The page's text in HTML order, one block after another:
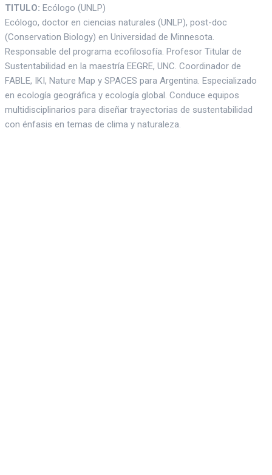
TITULO: Ecólogo (UNLP)
Ecólogo, doctor en ciencias naturales (UNLP), post-doc
(Conservation Biology) en Universidad de Minnesota.
Responsable del programa ecofilosofía. Profesor Titular de
Sustentabilidad en la maestría EEGRE, UNC. Coordinador de
FABLE, IKI, Nature Map y SPACES para Argentina. Especializado
en ecología geográfica y ecología global. Conduce equipos
multidisciplinarios para diseñar trayectorias de sustentabilidad
con énfasis en temas de clima y naturaleza.